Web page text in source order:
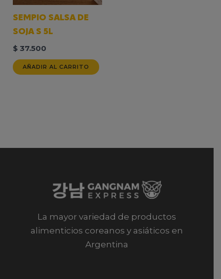
SEMPIO SALSA DE
SOJA S 5L
$ 37.500
AÑADIR AL CARRITO
La mayor variedad de productos
alimenticios coreanos y asiáticos en
Argentina